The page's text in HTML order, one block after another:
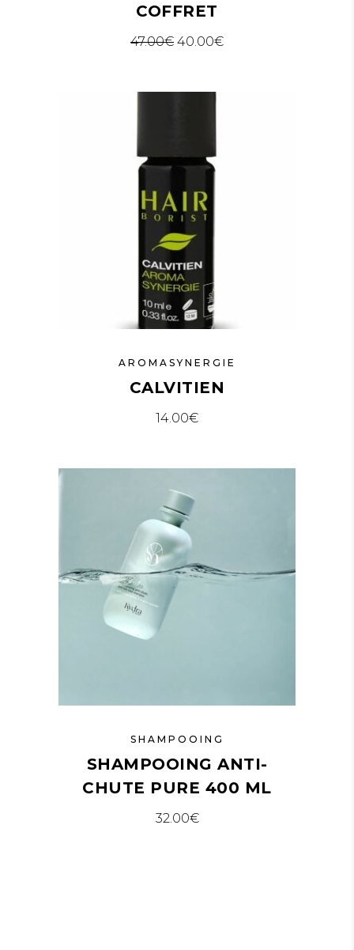
COFFRET
47.00€ Le prix initial était : 47.00€.
40.00€Le prix actuel est :
AROMASYNERGIE
CALVITIEN
14.00€
SHAMPOOING
SHAMPOOING ANTI-
CHUTE PURE 400 ML
32.00€